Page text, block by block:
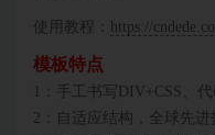
使用教程： https://
模板特点
1：手工书写DIV+CSS、
2：自适应结构，全球先进